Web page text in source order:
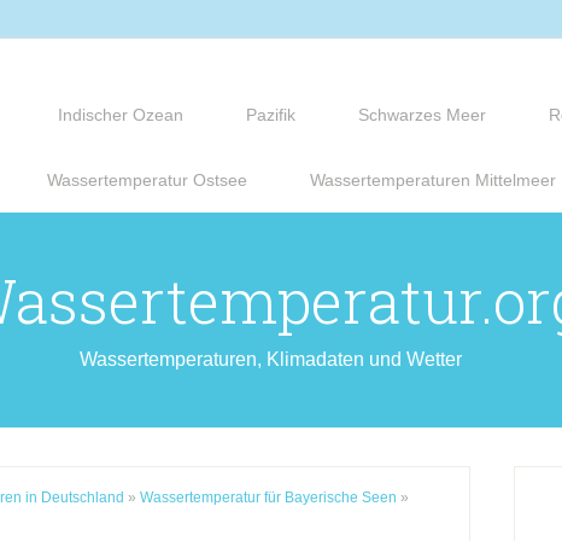
Indischer Ozean Pazifik Schwarzes Meer
Wassertemperatur Ostsee Wassertemperaturen Mittelmeer
Wassertemperaturen, Klimadaten und Wetter
in Deutschland » Wassertemperatur für Bayerische Seen »